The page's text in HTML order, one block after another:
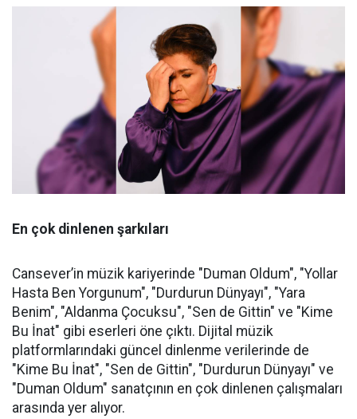
En çok dinlenen şarkıları
Cansever’in müzik kariyerinde "Duman Oldum", "Yollar
Hasta Ben Yorgunum", "Durdurun Dünyayı", "Yara
Benim", "Aldanma Çocuksu", "Sen de Gittin" ve "Kime
Bu İnat" gibi eserleri öne çıktı. Dijital müzik
platformlarındaki güncel dinlenme verilerinde de
"Kime Bu İnat", "Sen de Gittin", "Durdurun Dünyayı" ve
"Duman Oldum" sanatçının en çok dinlenen çalışmaları
arasında yer alıyor.